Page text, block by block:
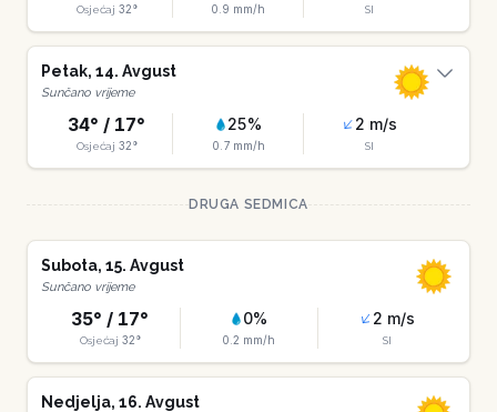
Osjećaj 32° 0.9 mm/h SI
Petak, 14. Avgust
Sunčano vrijeme
34° / 17°
Osjećaj 32°
25%
0.7mm/h
2 m/s
SI
DRUGA SEDMICA
Subota, 15. Avgust
Sunčano vrijeme
35° / 17°
Osjećaj 32°
0%
0.2 mm/h
2 m/s
SI
Nedjelja, 16. Avgust